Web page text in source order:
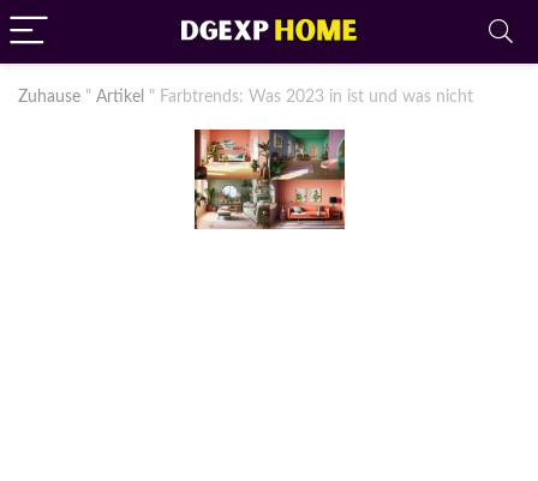
Zuhause " Artikel " Farbtrends: Was 2023 in ist und was nicht